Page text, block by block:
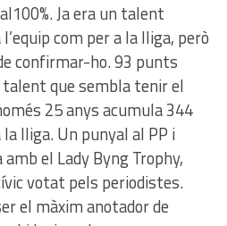
Ja era un talent
com per a la lliga, però
confirmar-ho. 93 punts
talent que sembla tenir el
25 anys acumula 344
lliga. Un punyal al PP i
el Lady Byng Trophy,
votat pels periodistes.
el màxim anotador de